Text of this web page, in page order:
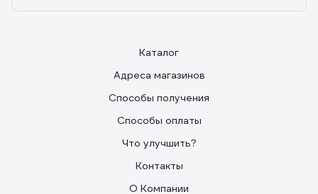
Каталог
Адреса магазинов
Способы получения
Способы оплаты
Что улучшить?
Контакты
О Компании